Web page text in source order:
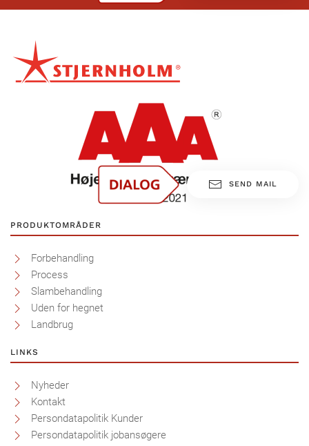
SEND MAIL
PRODUKTOMRÅDER
Forbehandling
Process
Slambehandling
Uden for hegnet
Landbrug
LINKS
Nyheder
Kontakt
Persondatapolitik Kunder
Persondatapolitik jobansøgere